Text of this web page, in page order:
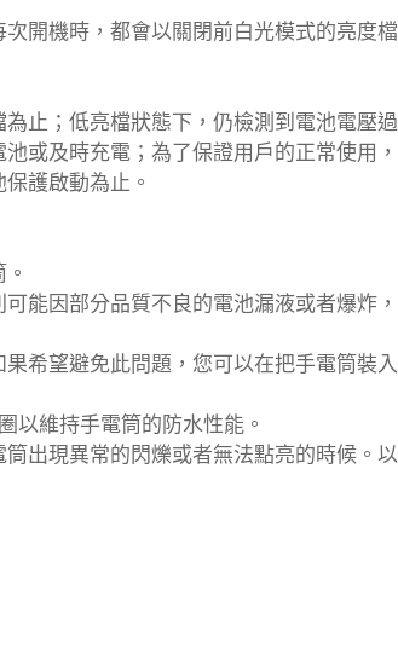
開機時，都會以關閉前白光模式的亮度檔
止；低亮檔狀態下，仍檢測到電池電壓過
或及時充電；為了保證用戶的正常使用，
護啟動為止。
能因部分品質不良的電池漏液或者爆炸，
希望避免此問題，您可以在把手電筒裝入
以維持手電筒的防水性能。
出現異常的閃爍或者無法點亮的時候。以